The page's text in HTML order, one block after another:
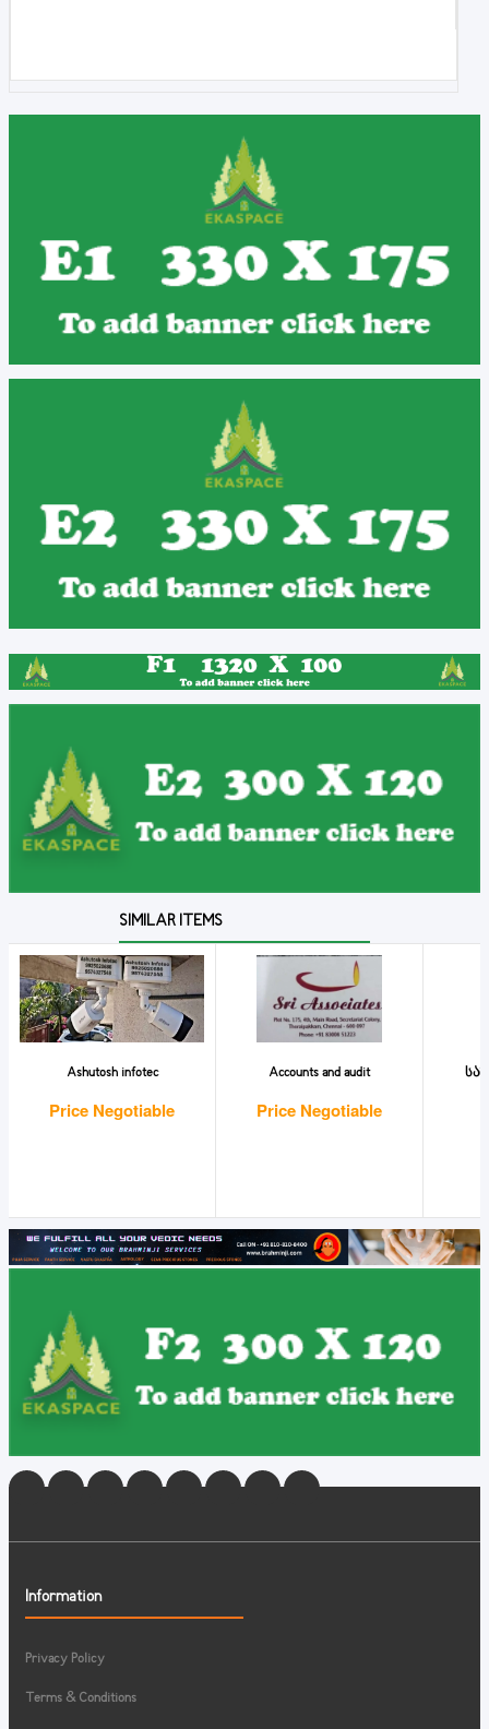
SIMILAR ITEMS
Ashutosh infotec
Price Negotiable
Accounts and audit
Price Negotiable
Information
Privacy Policy
Terms & Conditions